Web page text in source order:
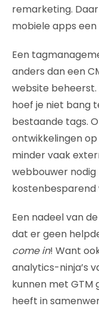
remarketing.
mobiele apps
Een
anders dan een
website
hoef je niet bang
bestaande tags.
ontwikkelingen
minder vaak
webbouwer nodig
kostenbesparend
Een nadeel van
dat er geen
come in! Want
analytics-ninja’s
kunnen met GTM
heeft in